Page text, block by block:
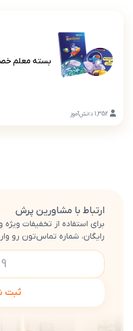
1,352 دانش‌آموز
بسته معلم
ارتباط با مشاورین پرش
برای استفاده از تخفیفات
رایگان، شماره تماس‌تون رو
ثبت